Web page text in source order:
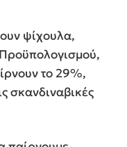
ψίχουλα,
το 29%,
σκανδιναβικές